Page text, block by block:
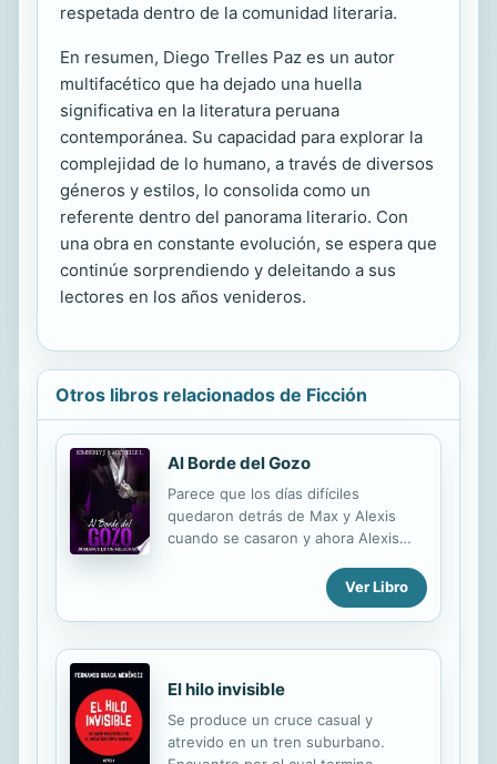
respetada dentro de la comunidad literaria.
En resumen, Diego Trelles Paz es un autor
multifacético que ha dejado una huella
significativa en la literatura peruana
contemporánea. Su capacidad para explorar la
complejidad de lo humano, a través de diversos
géneros y estilos, lo consolida como un
referente dentro del panorama literario. Con
una obra en constante evolución, se espera que
continúe sorprendiendo y deleitando a sus
lectores en los años venideros.
Otros libros relacionados de Ficción
Al Borde del Gozo
Parece que los días difíciles
quedaron detrás de Max y Alexis
cuando se casaron y ahora Alexis
decidió que hicieran su hogar en la
mansión de Houston y dejar a Dallas
detrás de ellos. Todo es
espectacular ya que ella tiene un
mientras él ha estado fuera, y él está
más que complacido cuando ella e
Hilda revelan que hay otro Lane en
camino.
Ver Libro
El hilo invisible
Se produce un cruce casual y
atrevido en un tren suburbano.